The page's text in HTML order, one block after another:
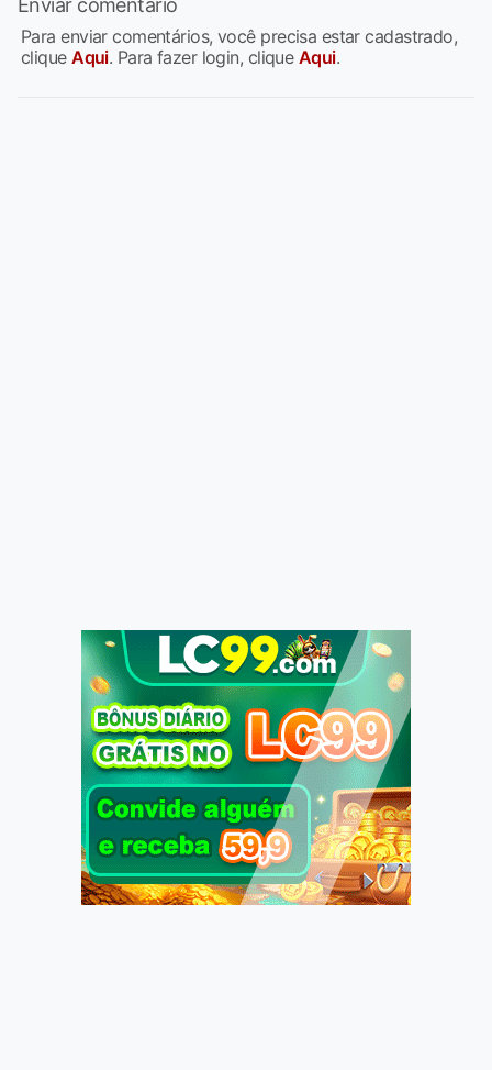
Enviar comentário
Para enviar comentários, você precisa estar cadastrado,
cliqueAqui. Para fazer login, clique Aqui.